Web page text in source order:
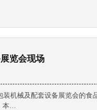
览会现场
机械及配套设备展览会的食
本…